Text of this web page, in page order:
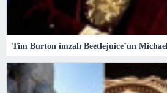
Tim Burton imzalı Beetlejuice’un